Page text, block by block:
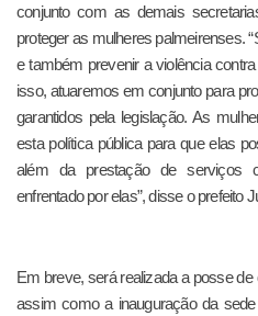
conjunto com as demais
proteger as mulheres palmeirenses.
e também prevenir a violência
isso, atuaremos em conjunto para
garantidos pela legislação. As
esta política pública para que elas
além da prestação de serviços
enfrentado por elas”, disse o prefeito
Em breve, será realizada a posse
assim como a inauguração da